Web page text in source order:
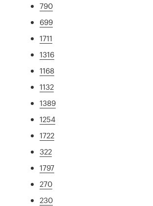
790
699
1711
1316
1168
1132
1389
1254
1722
322
1797
270
230